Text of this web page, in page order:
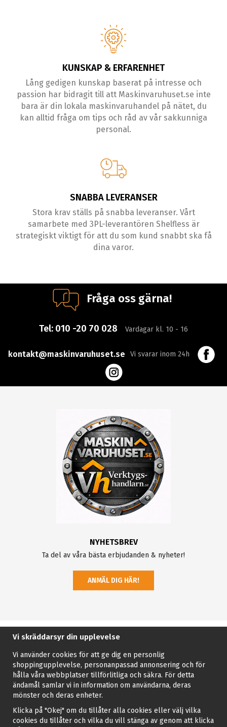
KUNSKAP & ERFARENHET
Lång gedigen kunskap baserat på intresse och
passion har bidragit till att Maskinvaruhuset.se inte
bara är din lokala maskinvaruhandel på nätet, du
kan alltid fråga om tips och råd av vår sakkunniga
personal.
SNABBA LEVERANSER
Stora krav ställs på snabba leveranser. Vårt
samarbete med 3PL-leverantören Shelfless är
strategiskt viktigt för att du som kund snabbt ska få
dina varor.
Fråga oss gärna!
Tel: 010 -20 70 028 Vardagar kl. 10 - 16
kontakt@maskinvaruhuset.se Vi svarar inom 24h
NYHETSBREV
Ta del av våra bästa erbjudanden & nyheter!
ANMÄL DIG HÄR!
Vi skräddarsyr din upplevelse
Vi använder cookies för att ge dig en personlig
shoppingupplevelse, personanpassad annonsering och för
hålla våra webbplatser tillförlitliga och säkra. För detta
ändamål samlar vi in information om användarna, deras
mönster och deras enheter.
Klicka på "Okej" om du tillåter alla cookies eller välj vilka
cookies du tillåter och vilka du vill stänga av genom att klicka